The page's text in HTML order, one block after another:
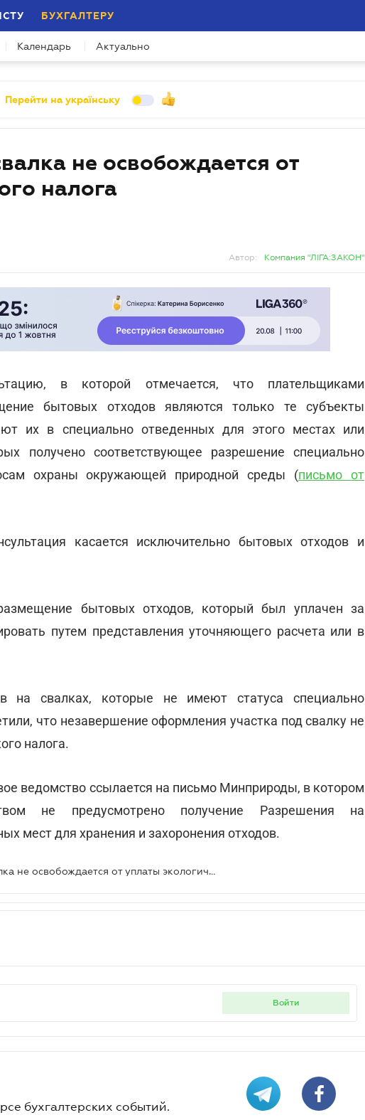
БУХГАЛТЕРУ
Календарь Актуально
Перейти на українську
не освобождается от
налога
Автор: Компания "ЛІГА:ЗАКОН"
в которой отмечается, что плательщиками
бытовых отходов являются только те субъекты
их в специально отведенных для этого местах или
получено соответствующее разрешение специально
охраны окружающей природной среды (письмо от
касается исключительно бытовых отходов и
бытовых отходов, который был уплачен за
путем представления уточняющего расчета или в
на свалках, которые не имеют статуса специально
что незавершение оформления участка под свалку не
налога.
ведомство ссылается на письмо Минприроды, в котором
не предусмотрено получение Разрешения на
мест для хранения и захоронения отходов.
Недооформленная свалка не освобождается от уплаты экологического налога
войти
бухгалтерских событий.